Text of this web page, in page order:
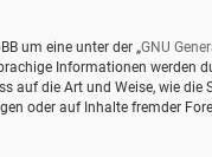
um eine unter der „GNU
Informationen werden
auf die Art und Weise, wie
oder auf Inhalte fremder